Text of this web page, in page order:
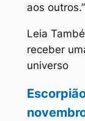
aos outros.”
Leia
receber
universo